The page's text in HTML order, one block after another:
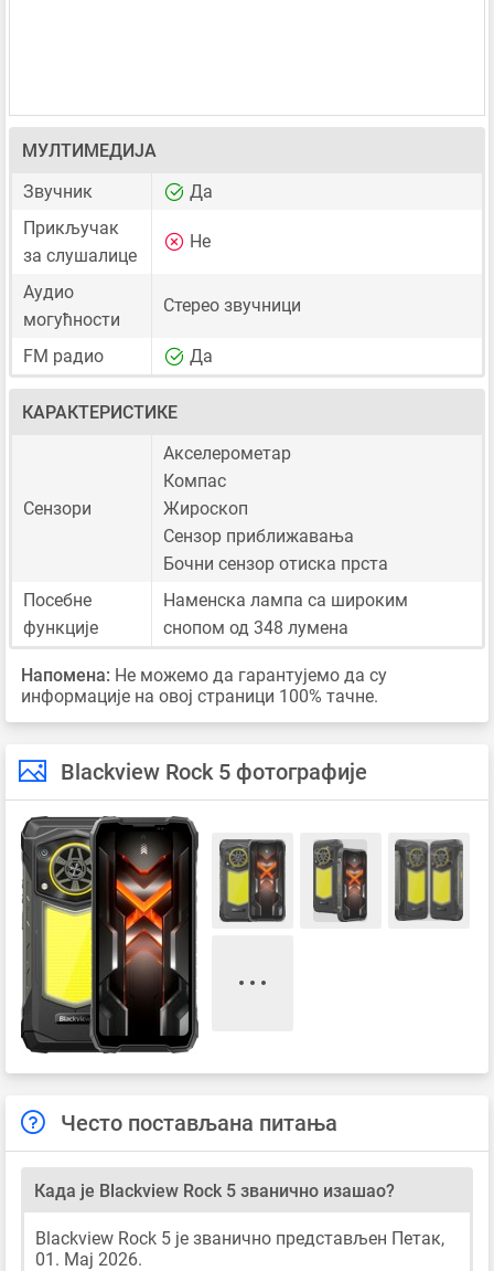
МУЛТИМЕДИЈА
Звучник
Да
Прикључак
за слушалице
Не
Аудио
могућности
Стерео звучници
FM радио Да
КАРАКТЕРИСТИКЕ
Сензори
Акселерометар
Компас
Жироскоп
Сензор приближавања
Бочни сензор отиска прста
Посебне
функције
Наменска лампа са широким
снопом од 348 лумена
Напомена: Не можемо да гарантујемо да су
информације на овој страници 100% тачне.
Blackview Rock 5 фотографије
Често постављана питања
Када је Blackview Rock 5 званично изашао?
Blackview Rock 5 је званично представљен Петак,
01. Мај 2026.